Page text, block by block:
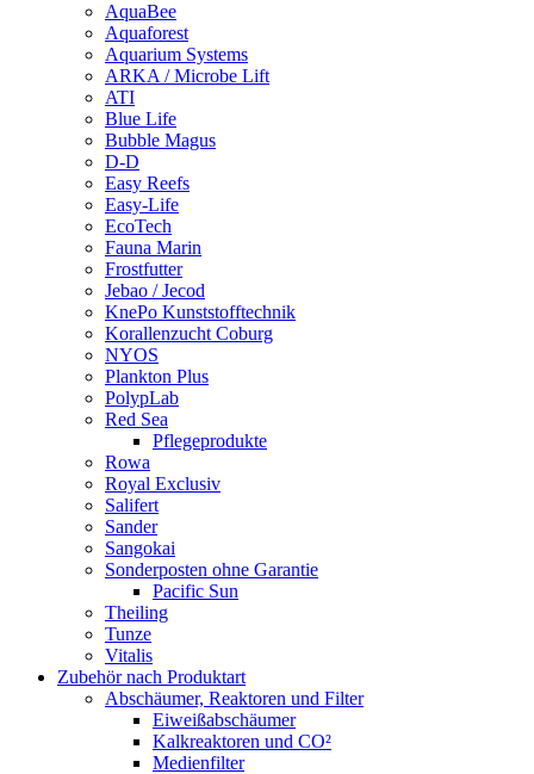
AquaBee
Aquaforest
Aquarium Systems
ARKA / Microbe Lift
ATI
Blue Life
Bubble Magus
D-D
Easy Reefs
Easy-Life
EcoTech
Fauna Marin
Frostfutter
Jebao / Jecod
KnePo Kunststofftechnik
Korallenzucht Coburg
NYOS
Plankton Plus
PolypLab
Red Sea
Pflegeprodukte
Rowa
Royal Exclusiv
Salifert
Sander
Sangokai
Sonderposten ohne Garantie
Pacific Sun
Theiling
Tunze
Vitalis
Zubehör nach Produktart
Abschäumer, Reaktoren und Filter
Eiweißabschäumer
Kalkreaktoren und CO²
Medienfilter